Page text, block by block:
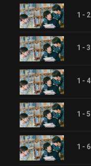
1 - 2
1 - 3
1 - 4
1 - 5
1 - 6